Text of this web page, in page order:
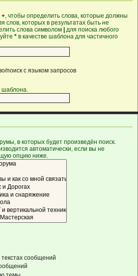
+, чтобы определить слова, которые должны
слов, которых в результатах быть не
слова символом
для поиска любого
* в качестве шаблона для частичного
поиск с языком запросов
шаблона.
в которых будет произведён поиск.
автоматически, если вы не
опцию ниже.
сообщений